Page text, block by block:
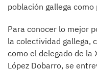
población gallega
Para conocer lo mejor
la colectividad gallega,
como el delegado de la
López Dobarro, se